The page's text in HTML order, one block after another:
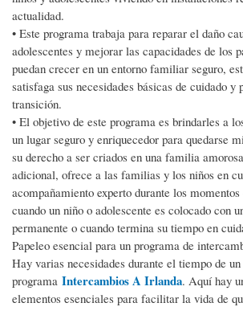
actualidad.
• Este programa trabaja para reparar el daño
adolescentes y mejorar las capacidades de los
puedan crecer en un entorno familiar seguro,
satisfaga sus necesidades básicas de cuidado y
transición.
• El objetivo de este programa es brindarles a
un lugar seguro y enriquecedor para quedarse
su derecho a ser criados en una familia
adicional, ofrece a las familias y los niños en
acompañamiento experto durante los
cuando un niño o adolescente es colocado con
permanente o cuando termina su tiempo en
Papeleo esencial para un programa de
Hay varias necesidades durante el tiempo de
programa Intercambios A Irlanda. Aquí hay
elementos esenciales para facilitar la vida de